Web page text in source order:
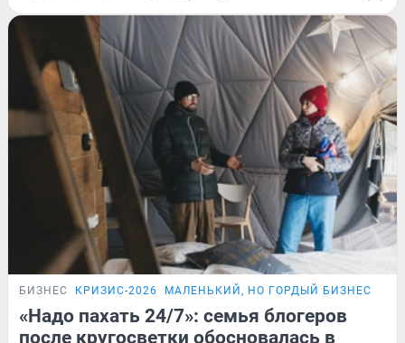
БИЗНЕС КРИЗИС-2026 МАЛЕНЬКИЙ, НО ГОРДЫЙ БИЗНЕС
«Надо пахать 24/7»: семья блогеров
после кругосветки обосновалась в